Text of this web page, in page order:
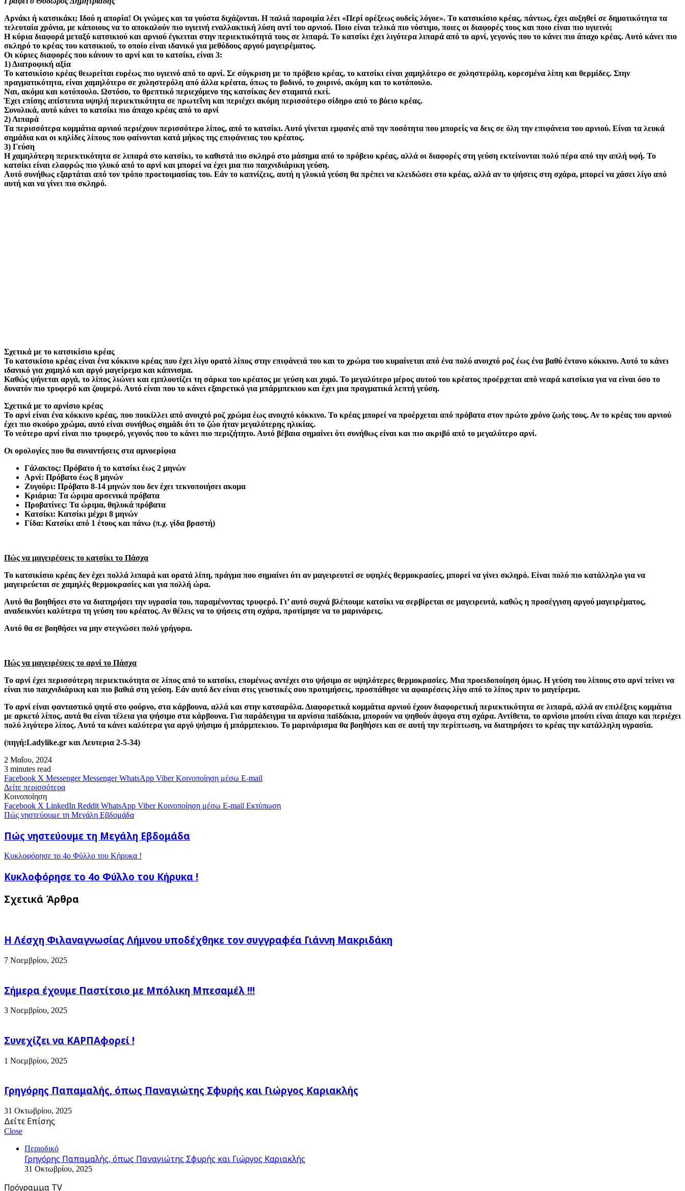
Αρνάκι ή κατσικάκι; Ιδού η απορία! Οι γνώμες και τα γούστα διχάζονται. Η παλιά παροιμία λέει «Περί ορέξεως ουδείς λόγοε». Το κατσικίσιο κρέας, πάντως, έχει αυξηθεί σε δημοτικότητα τα
τελευταία χρόνια, με κάποιους να το αποκαλούν πιο υγιεινή εναλλακτική λύση αντί του αρνιού. Ποιο είναι τελικά πιο νόστιμο, ποιες οι διαφορές τους και ποιο είναι πιο υγιεινό;
Η κύρια διαφορά μεταξύ κατσικιού και αρνιού έγκειται στην περιεκτικότητά τους σε λιπαρά. Το κατσίκι έχει λιγότερα λιπαρά από το αρνί, γεγονός που το κάνει πιο άπαχο κρέας. Αυτό κάνει πιο
σκληρό το κρέας του κατσικιού, το οποίο είναι ιδανικό για μεθόδους αργού μαγειρέματος.
Οι κύριες διαφορές που κάνουν το αρνί και το κατσίκι, είναι 3:
1) Διατροφική αξία
Το κατσικίσιο κρέας θεωρείται ευρέως πιο υγιεινό από το αρνί. Σε σύγκριση με το πρόβειο κρέας, το κατσίκι είναι χαμηλότερο σε χοληστερόλη, κορεσμένα λίπη και θερμίδες. Στην
πραγματικότητα, είναι χαμηλότερo σε χοληστερόλη από άλλα κρέατα, όπως το βοδινό, το χοιρινό, ακόμη και το κοτόπουλο.
Ναι, ακόμα και κοτόπουλο. Ωστόσο, το θρεπτικό περιεχόμενο της κατσίκας δεν σταματά εκεί.
Έχει επίσης απίστευτα υψηλή περιεκτικότητα σε πρωτεΐνη και περιέχει ακόμη περισσότερο σίδηρο από το βόειο κρέας.
Συνολικά, αυτό κάνει το κατσίκι πιο άπαχο κρέας από το αρνί
2) Λιπαρά
Τα περισσότερα κομμάτια αρνιού περιέχουν περισσότερο λίπος, από το κατσίκι. Αυτό γίνεται εμφανές από την ποσότητα που μπορείς να δεις σε όλη την επιφάνεια του αρνιού. Είναι τα λευκά
σημάδια και οι κηλίδες λίπους που φαίνονται κατά μήκος της επιφάνειας του κρέατος.
3) Γεύση
Η χαμηλότερη περιεκτικότητα σε λιπαρά στο κατσίκι, το καθιστά πιο σκληρό στο μάσημα από το πρόβειο κρέας, αλλά οι διαφορές στη γεύση εκτείνονται πολύ πέρα από την απλή υφή. Το
κατσίκι είναι ελαφρώς πιο γλυκό από το αρνί και μπορεί να έχει μια πιο παιχνιδιάρικη γεύση.
Αυτό συνήθως εξαρτάται από τον τρόπο προετοιμασίας του. Εάν το καπνίζεις, αυτή η γλυκιά γεύση θα πρέπει να κλειδώσει στο κρέας, αλλά αν το ψήσεις στη σχάρα, μπορεί να χάσει λίγο από
αυτή και να γίνει πιο σκληρό.
Σχετικά με το κατσικίσιο κρέας
Το κατσικίσιο κρέας είναι ένα κόκκινο κρέας που έχει λίγο ορατό λίπος στην επιφάνειά του και το χρώμα του κυμαίνεται από ένα πολύ ανοιχτό ροζ έως ένα βαθύ έντονο κόκκινο. Αυτό το κάνει
ιδανικό για χαμηλό και αργό μαγείρεμα και κάπνισμα.
Καθώς ψήνεται αργά, το λίπος λιώνει και εμπλουτίζει τη σάρκα του κρέατος με γεύση και χυμό. Το μεγαλύτερο μέρος αυτού του κρέατος προέρχεται από νεαρά κατσίκια για να είναι όσο το
δυνατόν πιο τρυφερό και ζουμερό. Αυτό είναι που το κάνει εξαιρετικό για μπάρμπεκιου και έχει μια πραγματικά λεπτή γεύση.
Σχετικά με το αρνίσιο κρέας
Το αρνί είναι ένα κόκκινο κρέας, που ποικίλλει από ανοιχτό ροζ χρώμα έως ανοιχτό κόκκινο. Το κρέας μπορεί να προέρχεται από πρόβατα στον πρώτο χρόνο ζωής τους. Αν το κρέας του αρνιού
έχει πιο σκούρο χρώμα, αυτό είναι συνήθως σημάδι ότι το ζώο ήταν μεγαλύτερης ηλικίας.
Το νεότερο αρνί είναι πιο τρυφερό, γεγονός που το κάνει πιο περιζήτητο. Αυτό βέβαια σημαίνει ότι συνήθως είναι και πιο ακριβό από το μεγαλύτερο αρνί.
Οι ορολογίες που θα συναντήσεις στα αμνοερίφια
Γάλακτος: Πρόβατο ή το κατσίκι έως 2 μηνών
Αρνί: Πρόβατο έως 8 μηνών
Ζυγούρι: Πρόβατο 8-14 μηνών που δεν έχει τεκνοποιήσει ακομα
Κριάρια: Τα ώριμα αρσενικά πρόβατα
Προβατίνες: Τα ώριμα, θηλυκά πρόβατα
Κατσίκι: Κατσίκι μέχρι 8 μηνών
Γίδα: Κατσίκι από 1 έτους και πάνω (π.χ. γίδα βραστή)
Πώς να μαγειρέψεις το κατσίκι το Πάσχα
Το κατσικίσιο κρέας δεν έχει πολλά λιπαρά και ορατά λίπη, πράγμα που σημαίνει ότι αν μαγειρευτεί σε υψηλές θερμοκρασίες, μπορεί να γίνει σκληρό. Είναι πολύ πιο κατάλληλο για να
μαγειρεύεται σε χαμηλές θερμοκρασίες και για πολλή ώρα.
Αυτό θα βοηθήσει στο να διατηρήσει την υγρασία του, παραμένοντας τρυφερό. Γι’ αυτό συχνά βλέπουμε κατσίκι να σερβίρεται σε μαγειρευτά, καθώς η προσέγγιση αργού μαγειρέματος,
αναδεικνύει καλύτερα τη γεύση του κρέατος. Αν θέλεις να το ψήσεις στη σχάρα, προτίμησε να το μαρινάρεις.
Αυτό θα σε βοηθήσει να μην στεγνώσει πολύ γρήγορα.
Πώς να μαγειρέψεις το αρνί το Πάσχα
Το αρνί έχει περισσότερη περιεκτικότητα σε λίπος από το κατσίκι, επομένως αντέχει στο ψήσιμο σε υψηλότερες θερμοκρασίες. Μια προειδοποίηση όμως. Η γεύση του λίπους στο αρνί τείνει να
είναι πιο παιχνιδιάρικη και πιο βαθιά στη γεύση. Εάν αυτό δεν είναι στις γευστικές σου προτιμήσεις, προσπάθησε να αφαιρέσεις λίγο από το λίπος πριν το μαγείρεμα.
Το αρνί είναι φανταστικό ψητό στο φούρνο, στα κάρβουνα, αλλά και στην κατσαρόλα. Διαφορετικά κομμάτια αρνιού έχουν διαφορετική περιεκτικότητα σε λιπαρά, αλλά αν επιλέξεις κομμάτια
με αρκετό λίπος, αυτά θα είναι τέλεια για ψήσιμο στα κάρβουνα. Για παράδειγμα τα αρνίσια παϊδάκια, μπορούν να ψηθούν άψογα στη σχάρα. Αντίθετα, το αρνίσιο μπούτι είναι άπαχο και περιέχει
πολύ λιγότερο λίπος. Αυτό τα κάνει καλύτερα για αργό ψήσιμο ή μπάρμπεκιου. Το μαρινάρισμα θα βοηθήσει και σε αυτή την περίπτωση, να διατηρήσει το κρέας την κατάλληλη υγρασία.
(πηγή:Ladylike.gr και Λευτερια 2-5-34)
2 Μαΐου, 2024
3 minutes read
Facebook X Messenger Messenger WhatsApp Viber Κοινοποίηση μέσω E-mail
Δείτε περισσότερα
Κοινοποίηση
Facebook X LinkedIn Reddit WhatsApp Viber Κοινοποίηση μέσω E-mail Εκτύπωση
Πώς νηστεύουμε τη Μεγάλη Εβδομάδα
Πώς νηστεύουμε τη Μεγάλη Εβδομάδα
Κυκλοφόρησε το 4ο Φύλλο του Κήρυκα !
Κυκλοφόρησε το 4ο Φύλλο του Κήρυκα !
Σχετικά Άρθρα
Η Λέσχη Φιλαναγνωσίας Λήμνου υποδέχθηκε τον συγγραφέα Γιάννη Μακριδάκη
7 Νοεμβρίου, 2025
Σήμερα έχουμε Παστίτσιο με Μπόλικη Μπεσαμέλ !!!
3 Νοεμβρίου, 2025
Συνεχίζει να ΚΑΡΠΑφορεί !
1 Νοεμβρίου, 2025
Γρηγόρης Παπαμαλής, όπως Παναγιώτης Σφυρής και Γιώργος Καριακλής
31 Οκτωβρίου, 2025
Δείτε Επίσης
Close
Περιοδικό
Γρηγόρης Παπαμαλής, όπως Παναγιώτης Σφυρής και Γιώργος Καριακλής
31 Οκτωβρίου, 2025
Πρόγραμμα TV